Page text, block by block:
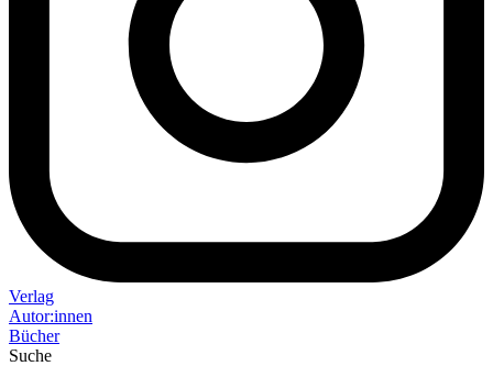
Verlag
Autor:innen
Bücher
Suche